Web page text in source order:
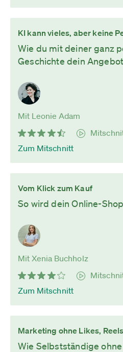
KI kann vieles, aber keine
Wie du mit deiner ganz
Geschichte dein
Mit Leonie Adam
Zum Mitschnitt
Vom Klick zum Kauf
So wird dein Online-
Mit Xenia Buchholz
Zum Mitschnitt
Marketing ohne Likes,
Wie Selbstständige